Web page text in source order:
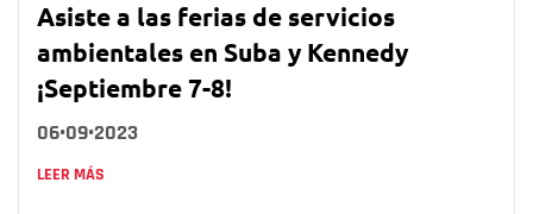
Asiste a las ferias de servicios
ambientales en Suba y Kennedy
¡Septiembre 7-8!
06•09•2023
LEER MÁS